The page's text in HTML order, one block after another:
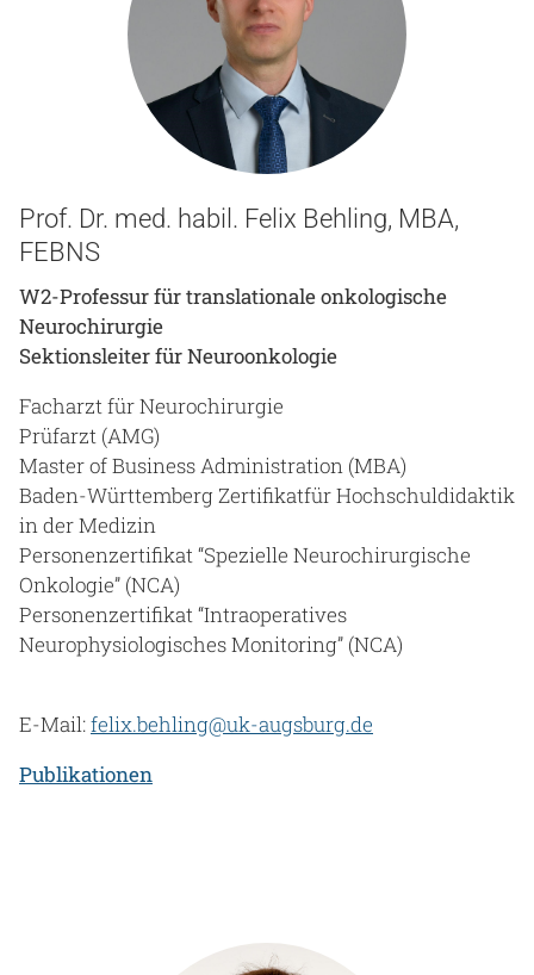
Prof. Dr. med. habil. Felix Behling, MBA,
FEBNS
W2-Professur für translationale onkologische
Neurochirurgie
Sektionsleiter für Neuroonkologie
Facharzt für Neurochirurgie
Prüfarzt (AMG)
Master of Business Administration (MBA)
Baden-Württemberg Zertifikatfür Hochschuldidaktik
in der Medizin
Personenzertifikat “Spezielle Neurochirurgische
Onkologie” (NCA)
Personenzertifikat “Intraoperatives
Neurophysiologisches Monitoring” (NCA)
E-Mail:felix.behling@uk-augsburg.de
Publikationen